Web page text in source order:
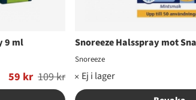
9 ml
59 kr 109 kr
Snoreeze Halsspray mot
Snoreeze
Ordinarie pris: